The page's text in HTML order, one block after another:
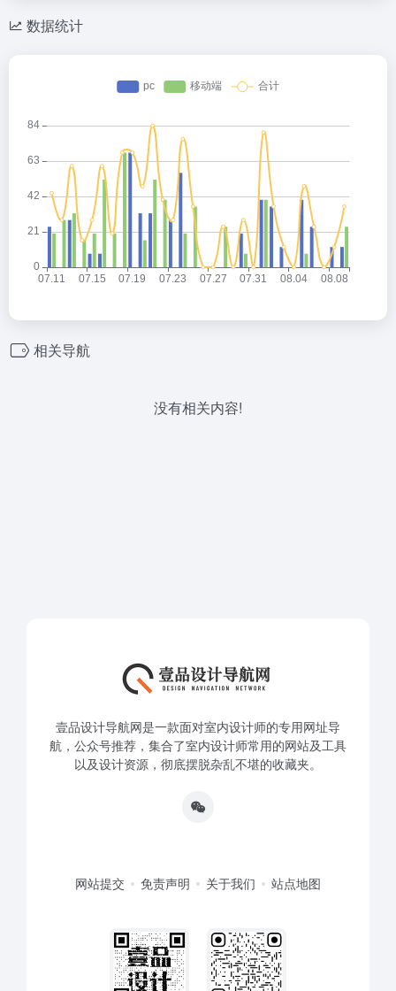
数据统计
相关导航
没有相关内容!
壹品设计导航网是一款面对室内设计师的专用网址导
航，公众号推荐，集合了室内设计师常用的网站及工具
以及设计资源，彻底摆脱杂乱不堪的收藏夹。
网站提交 免责声明 关于我们 站点地图